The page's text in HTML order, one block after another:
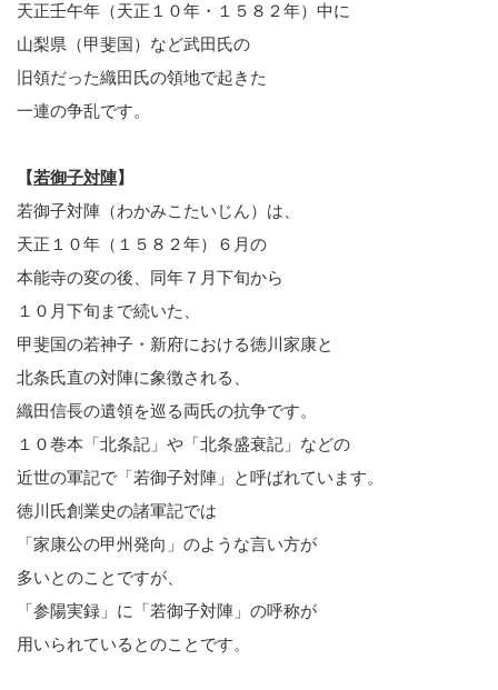
天正壬午年（天正１０年・１５８２年）中に
山梨県（甲斐国）など武田氏の
旧領だった織田氏の領地で起きた
一連の争乱です。
【若御子対陣】
若御子対陣（わかみこたいじん）は、
天正１０年（１５８２年）６月の
本能寺の変の後、同年７月下旬から
１０月下旬まで続いた、
甲斐国の若神子・新府における徳川家康と
北条氏直の対陣に象徴される、
織田信長の遺領を巡る両氏の抗争です。
１０巻本「北条記」や「北条盛衰記」などの
近世の軍記で「若御子対陣」と呼ばれています。
徳川氏創業史の諸軍記では
「家康公の甲州発向」のような言い方が
多いとのことですが、
「参陽実録」に「若御子対陣」の呼称が
用いられているとのことです。